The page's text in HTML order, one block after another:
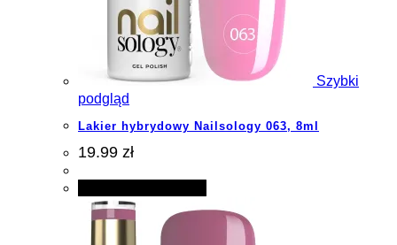
Szybki
podgląd
Lakier hybrydowy Nailsology 063, 8ml
19.99 zł